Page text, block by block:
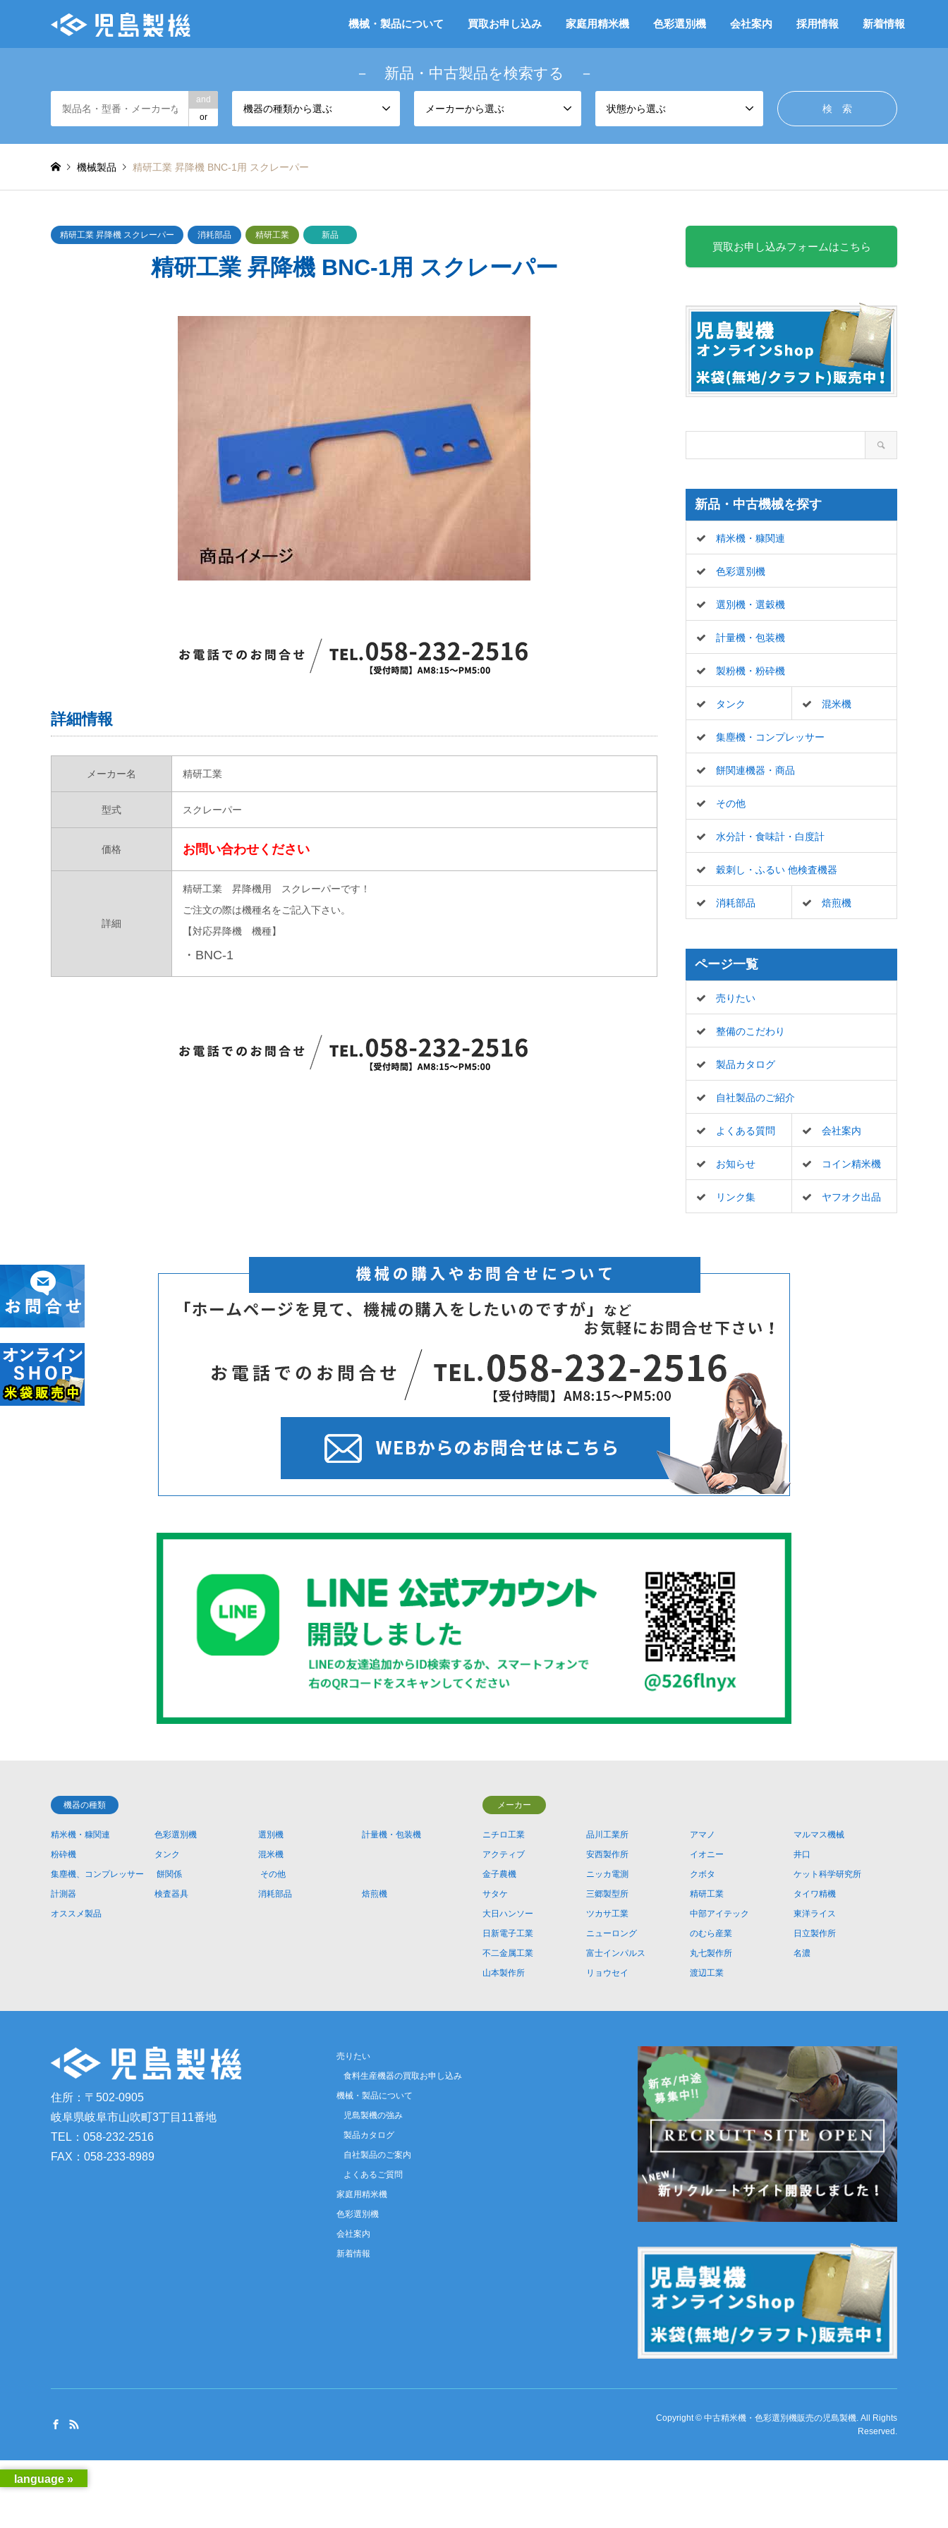
機械・製品について 買取お申し込み 家庭用精米機 色彩選別機 会社案内 採用情報 新着情報
－ 新品・中古製品を検索する －
and
or
機器の種類から選ぶ メーカーから選ぶ 状態から選ぶ
機械製品 精研工業 昇降機 BNC-1用 スクレーパー
精研工業 昇降機 スクレーパー 消耗部品 精研工業 新品
精研工業 昇降機 BNC-1用 スクレーパー
詳細情報
メーカー名 精研工業
型式 スクレーパー
価格 お問い合わせください
詳細
精研工業 昇降機用 スクレーパーです！
ご注文の際は機種名をご記入下さい。
【対応昇降機 機種】
・BNC-1
買取お申し込みフォームはこちら
新品・中古機械を探す
精米機・糠関連
色彩選別機
選別機・選穀機
計量機・包装機
製粉機・粉砕機
タンク 混米機
集塵機・コンプレッサー
餅関連機器・商品
その他
水分計・食味計・白度計
穀刺し・ふるい 他検査機器
消耗部品 焙煎機
ページ一覧
売りたい
整備のこだわり
製品カタログ
自社製品のご紹介
よくある質問 会社案内
お知らせ コイン精米機
リンク集 ヤフオク出品
機器の種類
精米機・糠関連 色彩選別機 選別機
計量機・包装機
粉砕機
タンク
混米機
集塵機、コンプレッサー
餅関係
その他
計測器
検査器具 消耗部品
焙煎機
オススメ製品
メーカー
ニチロ工業 品川工業所 アマノ
マルマス機械
アクティブ
安西製作所 イオニー
井口
金子農機
ニッカ電測 クボタ
ケット科学研究所
サタケ
三郷製型所 精研工業
タイワ精機
大日ハンソー
ツカサ工業 中部アイテック
東洋ライス
日新電子工業
ニューロング のむら産業
日立製作所
不二金属工業
富士インパルス 丸七製作所
名濃
山本製作所
リョウセイ 渡辺工業
住所：〒502-0905
岐阜県岐阜市山吹町3丁目11番地
TEL：058-232-2516
FAX：058-233-8989
売りたい
食料生産機器の買取お申し込み
機械・製品について
児島製機の強み
製品カタログ
自社製品のご案内
よくあるご質問
家庭用精米機
色彩選別機
会社案内
新着情報
Copyright© 中古精米機・色彩選別機販売の児島製機. All Rights
Reserved.
language »